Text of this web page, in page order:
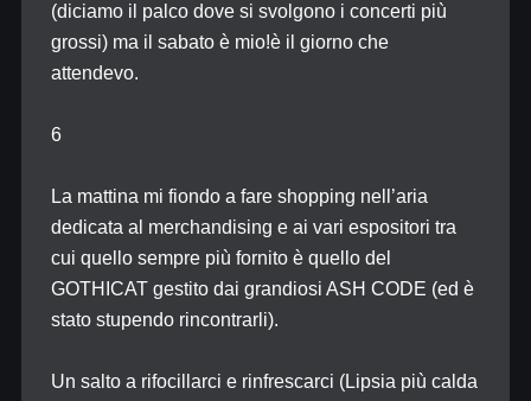
(diciamo il palco dove si svolgono i concerti più
grossi) ma il sabato è mio!è il giorno che
attendevo.
6
La mattina mi fiondo a fare shopping nell’aria
dedicata al merchandising e ai vari espositori tra
cui quello sempre più fornito è quello del
GOTHICAT gestito dai grandiosi ASH CODE (ed è
stato stupendo rincontrarli).
Un salto a rifocillarci e rinfrescarci (Lipsia più calda